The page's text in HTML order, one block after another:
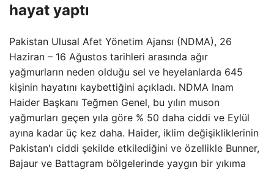
hayat yaptı
Pakistan Ulusal Afet Yönetim Ajansı (NDMA), 26
Haziran – 16 Ağustos tarihleri arasında ağır
yağmurların neden olduğu sel ve heyelanlarda 645
kişinin hayatını kaybettiğini açıkladı. NDMA Inam
Haider Başkanı Teğmen Genel, bu yılın muson
yağmurları geçen yıla göre % 50 daha ciddi ve Eylül
ayına kadar üç kez daha. Haider, iklim değişikliklerinin
Pakistan'ı ciddi şekilde etkilediğini ve özellikle Bunner,
Bajaur ve Battagram bölgelerinde yaygın bir yıkıma